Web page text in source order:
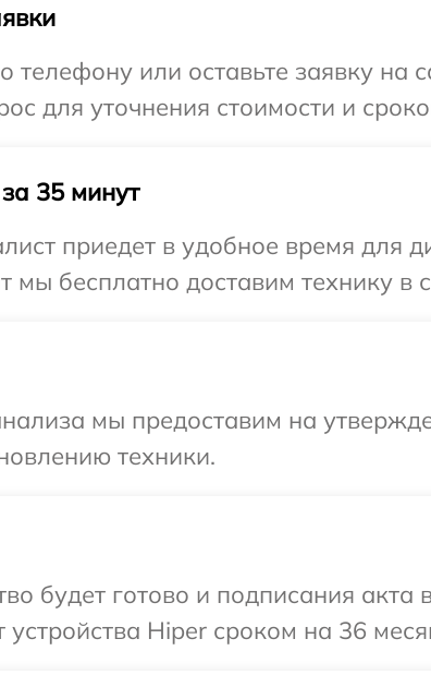
телефону или оставьте заявку на
для уточнения стоимости и
35 минут
приедет в удобное время для
мы бесплатно доставим технику в
мы предоставим на
техники.
будет готово и подписания
Hiper сроком на 36